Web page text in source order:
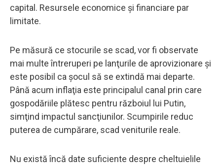
capital. Resursele economice şi financiare par
limitate.
Pe măsură ce stocurile se scad, vor fi observate
mai multe întreruperi pe lanţurile de aprovizionare şi
este posibil ca şocul să se extindă mai departe.
Până acum inflaţia este principalul canal prin care
gospodăriile plătesc pentru războiul lui Putin,
simţind impactul sancţiunilor. Scumpirile reduc
puterea de cumpărare, scad veniturile reale.
Nu există încă date suficiente despre cheltuielile